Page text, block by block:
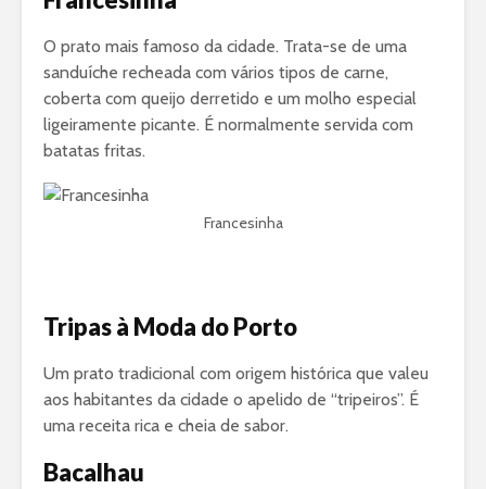
O prato mais famoso da cidade. Trata-se de uma
sanduíche recheada com vários tipos de carne,
coberta com queijo derretido e um molho especial
ligeiramente picante. É normalmente servida com
batatas fritas.
Francesinha
Tripas à Moda do Porto
Um prato tradicional com origem histórica que valeu
aos habitantes da cidade o apelido de “tripeiros”. É
uma receita rica e cheia de sabor.
Bacalhau